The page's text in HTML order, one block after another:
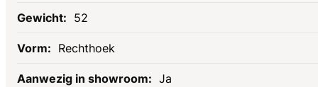
52
Rechthoek
Ja